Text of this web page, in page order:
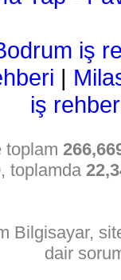
iş
|
iş
toplam
, toplamda
Bilgisayar,
dair